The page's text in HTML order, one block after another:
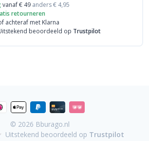
vanaf € 49 anders € 4,95
retourneren
achteraf met Klarna
beoordeeld op Trustpilot
© 2026 Bburago.nl
Uitstekend beoordeeld op Trustpilot